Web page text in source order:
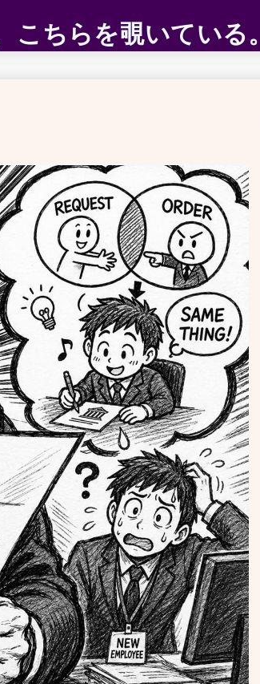
こちらを覗いている。